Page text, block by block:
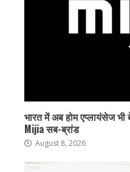
भारत में अब होम एप्लायंसेज भी
Mijia सब-ब्रांड
August 8, 2026